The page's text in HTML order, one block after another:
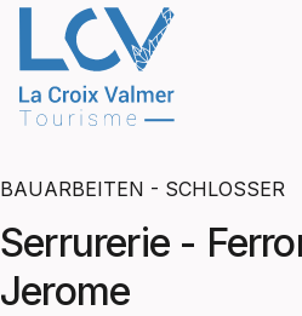
BAUARBEITEN - SCHLOSSER
Serrurerie -
Jerome